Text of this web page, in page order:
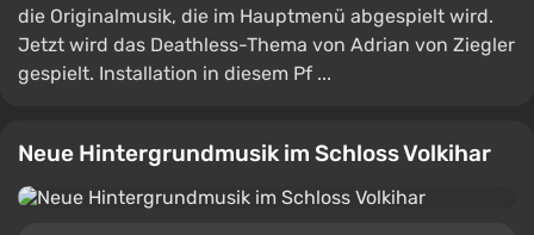
die Originalmusik, die im Hauptmenü abgespielt wird.
Jetzt wird das Deathless-Thema von Adrian von Ziegler
gespielt. Installation in diesem Pf ...
Neue Hintergrundmusik im Schloss Volkihar